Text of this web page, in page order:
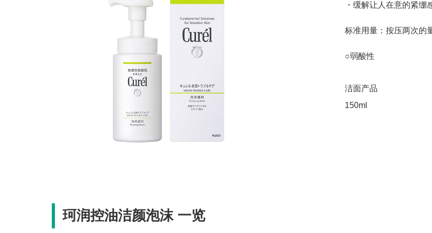
・缓解让人在意的紧绷
标准用量：按压两次的
○弱酸性
洁面产品
150ml
珂润控油洁颜泡沫 一览